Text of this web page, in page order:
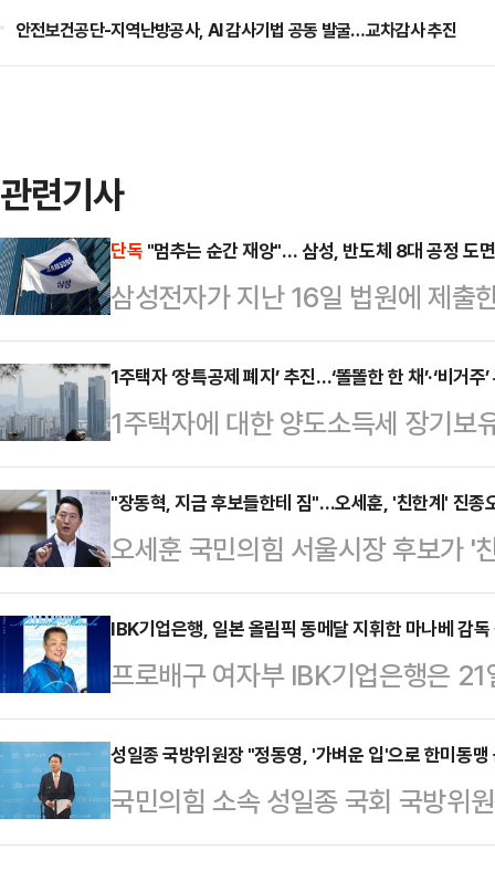
안전보건공단-지역난방공사, AI 감사기법 공동 발굴…교차감사 추진
관련기사
단독 "멈추는 순간 재앙"… 삼성, 반도체 8대 공정 도
삼성전자가 지난 16일 법원에 제출
는 사측의 위기감을 뒷받침하는 총
증)가 포함된 것으로 확인됐다. 삼
될 경우 발생할 수 있는 경제적·물
측은 과거 삼성전자 기흥·평택 공
장 화재 사례 등을 증거로 제출하며
원에서 수조원의 피해가 발생한다
함께 제출해 이번…
1주택자 ‘장특공제 폐지’ 추진…‘똘똘한 한 채’·‘비거주
1주택자에 대한 양도소득세 장기보
하는 방안이 정부와 여권을 중심으
울 핵심 지역의 ‘똘똘한 한 채’ 현
자에게까지 세제 혜택을 부여하는
다.다만 1주택자에 대한 양도세 부
축을 초래할 수 있다는 우려도 동
“단기 차익 투기 수요와 무관”21일
에 대한 장특공제 등 세제…
"장동혁, 지금 후보들한테 짐"…오세훈, '친한계' 진종
오세훈 국민의힘 서울시장 후보가 '
동혁 대표가 진상조사를 지시하자 "
다"고 지적했다.오세훈 후보는 21
보들은 당이 통합적인 노선을 걷길
입장을 취해야 선거에 도움 되지 않
의힘 최고위원회에선 진 의원이 비
북구에 거처를 마련한 것에 대해 신
다. 이에 장 대…
IBK기업은행, 일본 올림픽 동메달 지휘한 마나베 감독
프로배구 여자부 IBK기업은행은
자 마나베 마사요시 감독을 신임 감
일본 여자배구 국가대표팀을 28년
다. 그는 2012 런던 올림픽 동메달
픽 5위 등 굵직한 성과를 연이어 달
성일종 국방위원장 "정동영, '가벼운 입'으로 한미동
국민의힘 소속 성일종 국회 국방위
북도 구성시를 언급해 논란을 일으